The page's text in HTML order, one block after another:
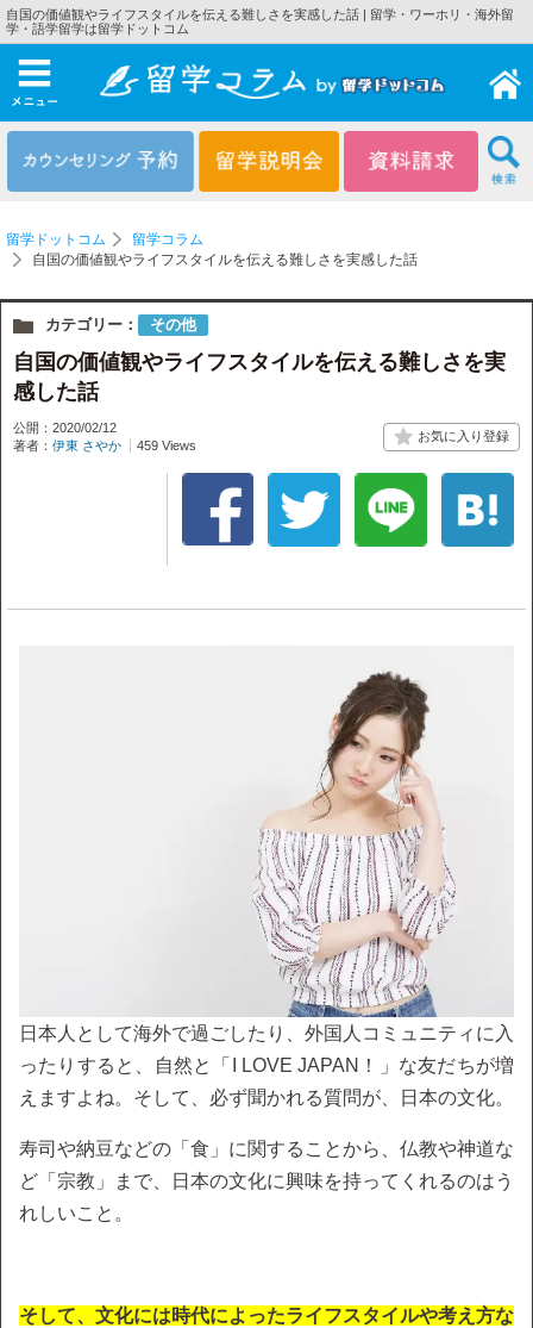
自国の価値観やライフスタイルを伝える難しさを実感した話 | 留学・ワーホリ・海外留
学・語学留学は留学ドットコム
メニュー
留学ドットコム
留学コラム
自国の価値観やライフスタイルを伝える難しさを実感した話
カテゴリー： その他
自国の価値観やライフスタイルを伝える難しさを実
感した話
公開：2020/02/12
著者： 伊東 さやか 459 Views
日本人として海外で過ごしたり、外国人コミュニティに入
ったりすると、自然と「I LOVE JAPAN！」な友だちが増
えますよね。そして、必ず聞かれる質問が、日本の文化。
寿司や納豆などの「食」に関することから、仏教や神道な
ど「宗教」まで、日本の文化に興味を持ってくれるのはう
れしいこと。
そして、文化には時代によったライフスタイルや考え方な